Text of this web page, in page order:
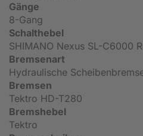
Gänge
8-Gang
Schalthebel
SHIMANO Nexus SL-C6000
Bremsenart
Hydraulische
Bremsen
Tektro HD-T280
Bremshebel
Tektro